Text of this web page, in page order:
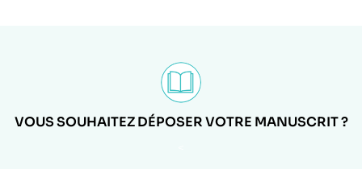
VOUS SOUHAITEZ DÉPOSER VOTRE MANUSCRIT ?